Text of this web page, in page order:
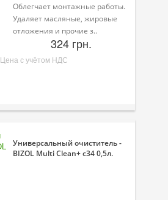
Облегчает монтажные работы.
Удаляет масляные, жировые
отложения и прочие з..
324 грн.
Цена с учётом НДС
Универсальный очиститель -
BIZOL Multi Clean+ c34 0,5л.